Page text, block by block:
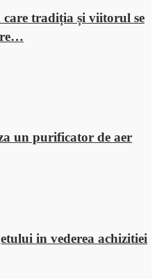
tradiția și viitorul se
un purificator de aer
in vederea achizitiei